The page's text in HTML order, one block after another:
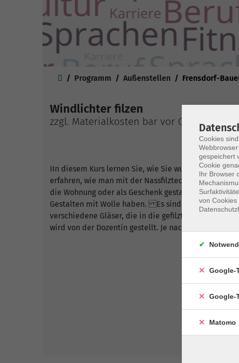
Programm Außenstellen Frensdorf-
Windlichter filzen
zzgl. Materialkosten bar vor Ort
IIn diesem Kurs lernen Sie, wie Sie wunderschöne,
erfahren, wie man mit der Nassfilztechnik arbeitet
die Wohnung oder als Geschenk gestaltet. Der
Gestalten mit Wolle haben. Es sind keine
verschiedene Gläser, die in die gefilzten Hüllen
wird von der Dozentin gestellt. Je nach Verbrauch
Cookies
gespeichert
Cookie
Ihr Browser
von
Google-
Google-
Matomo